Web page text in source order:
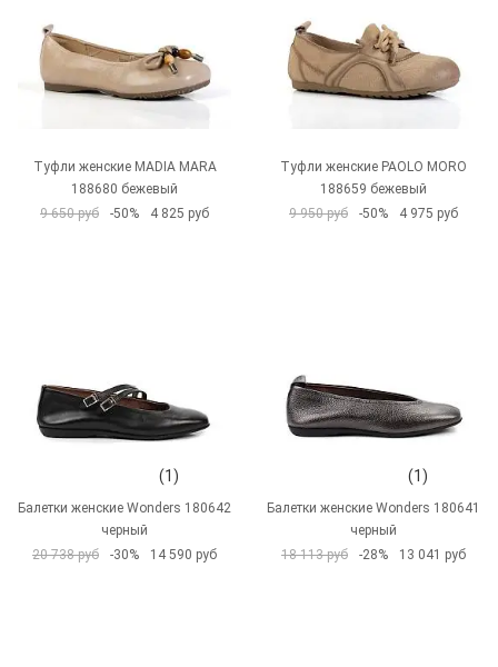
Туфли женские MADIA MARA
188680 бежевый
9 650 руб
-50% 4 825 руб
Туфли женские PAOLO MORO
188659 бежевый
9 950 руб
-50% 4 975 руб
(1)
Балетки женские Wonders 180642
черный
20 738 руб
-30% 14 590 руб
(1)
Балетки женские Wonders 180641
черный
18 113 руб
-28% 13 041 руб